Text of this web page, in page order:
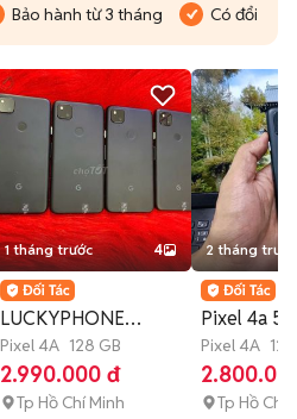
Bảo hành từ 3 tháng Có đổi trả
1 tháng trước 4
LUCKYPHONE
GOOGLE PIXEL 4A
QUỐC TẾ OEM MỞ
Pixel 4A 128 GB
2.990.000 đ
Tp Hồ Chí Minh
2 tháng trước
Pixel 4a 5G
765G ZIN
Pixel 4A
Tp Hồ Chí